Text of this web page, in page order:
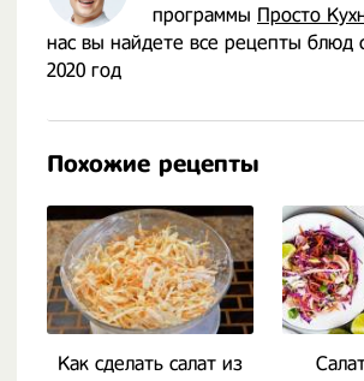
программы Просто
нас вы найдете все рецепты блюд
2020 год
Похожие рецепты
Как сделать салат из